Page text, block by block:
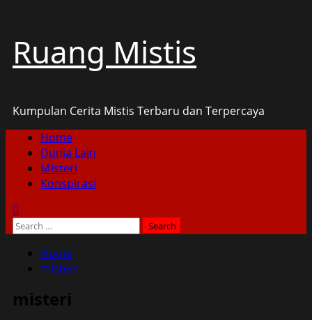
content
Ruang Mistis
Kumpulan Cerita Mistis Terbaru dan Terpercaya
Primary
Menu
Home
Dunia Lain
Misteri
Konspirasi
Search
Home
misteri
misteri